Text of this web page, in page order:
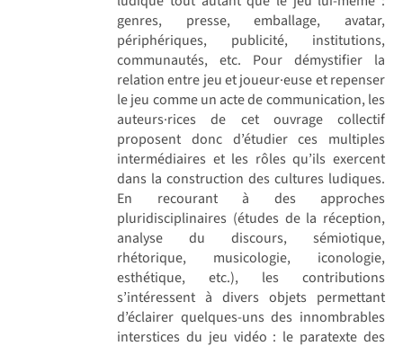
genres, presse, emballage, avatar,
périphériques, publicité, institutions,
communautés, etc. Pour démystifier la
relation entre jeu et joueur·euse et repenser
le jeu comme un acte de communication, les
auteurs·rices de cet ouvrage collectif
proposent donc d’étudier ces multiples
intermédiaires et les rôles qu’ils exercent
dans la construction des cultures ludiques.
En recourant à des approches
pluridisciplinaires (études de la réception,
analyse du discours, sémiotique,
rhétorique, musicologie, iconologie,
esthétique, etc.), les contributions
s’intéressent à divers objets permettant
d’éclairer quelques-uns des innombrables
interstices du jeu vidéo : le paratexte des